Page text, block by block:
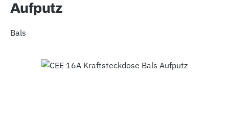
Aufputz
Bals
Bildergalerie überspringen